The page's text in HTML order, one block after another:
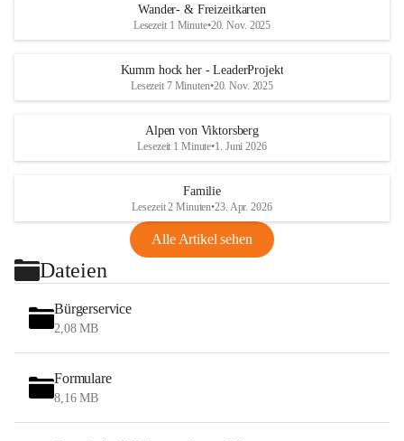
Wander- & Freizeitkarten
Lesezeit 1 Minute•20. Nov. 2025
Kumm hock her - LeaderProjekt
Lesezeit 7 Minuten•20. Nov. 2025
Alpen von Viktorsberg
Lesezeit 1 Minute•1. Juni 2026
Familie
Lesezeit 2 Minuten•23. Apr. 2026
Alle Artikel sehen
Dateien
Bürgerservice
2,08 MB
Formulare
8,16 MB